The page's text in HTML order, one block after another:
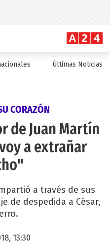
Últimas Noticias
CORAZÓN
de Juan Martín
a extrañar
a través de sus
de despedida a César,
13:30